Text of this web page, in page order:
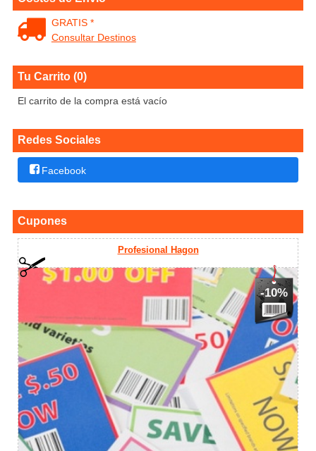
GRATIS *
Consultar Destinos
Tu Carrito (0)
El carrito de la compra está vacío
Redes Sociales
Facebook
Cupones
Profesional Hagon
-10%